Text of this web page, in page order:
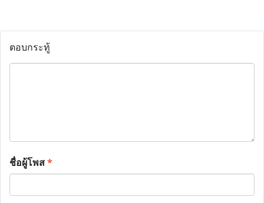
ตอบกระทู้
ชื่อผู้โพส*